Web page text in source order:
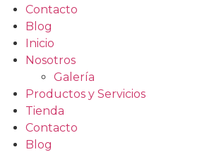
Contacto
Blog
Inicio
Nosotros
Galería
Productos y Servicios
Tienda
Contacto
Blog